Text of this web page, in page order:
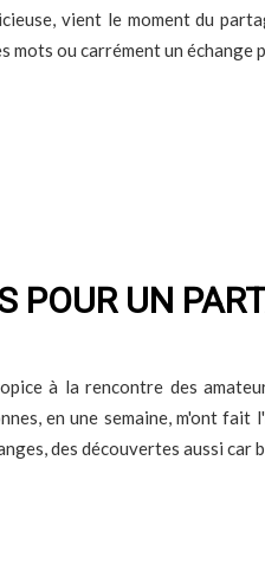
vient le moment du
mots ou carrément un échange
POUR UN
à la rencontre des
en une semaine, m'ont
des découvertes aussi car